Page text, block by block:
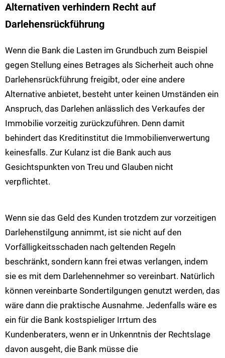
Alternativen verhindern Recht auf
Darlehensrückführung
Wenn die Bank die Lasten im Grundbuch zum Beispiel
gegen Stellung eines Betrages als Sicherheit auch ohne
Darlehensrückführung freigibt, oder eine andere
Alternative anbietet, besteht unter keinen Umständen ein
Anspruch, das Darlehen anlässlich des Verkaufes der
Immobilie vorzeitig zurückzuführen. Denn damit
behindert das Kreditinstitut die Immobilienverwertung
keinesfalls. Zur Kulanz ist die Bank auch aus
Gesichtspunkten von Treu und Glauben nicht
verpflichtet.
Wenn sie das Geld des Kunden trotzdem zur vorzeitigen
Darlehenstilgung annimmt, ist sie nicht auf den
Vorfälligkeitsschaden nach geltenden Regeln
beschränkt, sondern kann frei etwas verlangen, indem
sie es mit dem Darlehennehmer so vereinbart. Natürlich
können vereinbarte Sondertilgungen genutzt werden, das
wäre dann die praktische Ausnahme. Jedenfalls wäre es
ein für die Bank kostspieliger Irrtum des
Kundenberaters, wenn er in Unkenntnis der Rechtslage
davon ausgeht, die Bank müsse die